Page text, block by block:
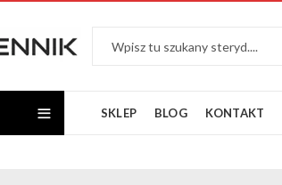
SKLEP BLOG KONTAKT